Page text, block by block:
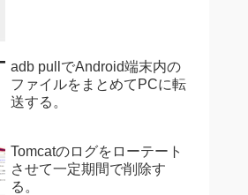
adb pullでAndroid端末内の
ファイルをまとめてPCに転
送する。
Tomcatのログをローテート
させて一定期間で削除す
る。